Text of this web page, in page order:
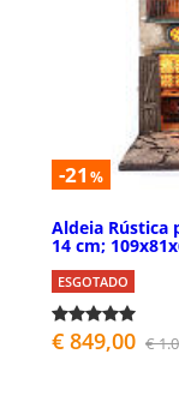
-21 %
Aldeia Rústica
14 cm;
ESGOTADO
€ 849,00 €